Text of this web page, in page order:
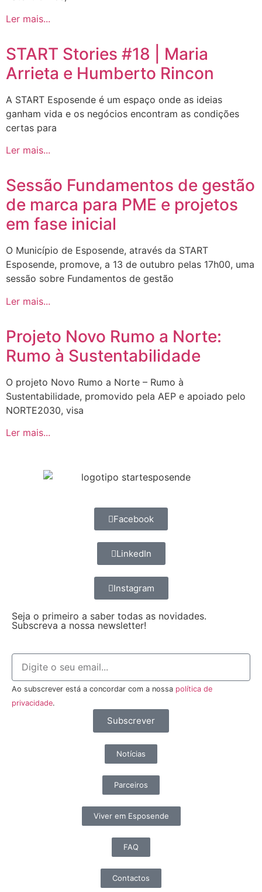
Ler mais...
START Stories #18 | Maria
Arrieta e Humberto Rincon
A START Esposende é um espaço onde as ideias
ganham vida e os negócios encontram as condições
certas para
Ler mais...
Sessão Fundamentos de gestão
de marca para PME e projetos
em fase inicial
O Município de Esposende, através da START
Esposende, promove, a 13 de outubro pelas 17h00, uma
sessão sobre Fundamentos de gestão
Ler mais...
Projeto Novo Rumo a Norte:
Rumo à Sustentabilidade
O projeto Novo Rumo a Norte – Rumo à
Sustentabilidade, promovido pela AEP e apoiado pelo
NORTE2030, visa
Ler mais...
Facebook
LinkedIn
Instagram
Seja o primeiro a saber todas as novidades.
Subscreva a nossa newsletter!
Ao subscrever está a concordar com a nossa política de
privacidade.
Subscrever
Notícias
Parceiros
Viver em Esposende
FAQ
Contactos